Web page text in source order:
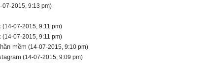
07-2015, 9:13 pm)
(14-07-2015, 9:11 pm)
(14-07-2015, 9:11 pm)
mềm (14-07-2015, 9:10 pm)
(14-07-2015, 9:09 pm)